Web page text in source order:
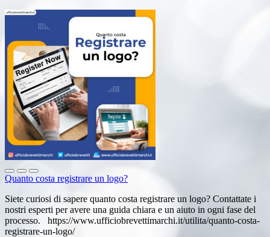
Quanto costa registrare un logo?
Siete curiosi di sapere quanto costa registrare un logo? Contattate i
nostri esperti per avere una guida chiara e un aiuto in ogni fase del
processo. https://www.ufficiobrevettimarchi.it/utilita/quanto-costa-
registrare-un-logo/